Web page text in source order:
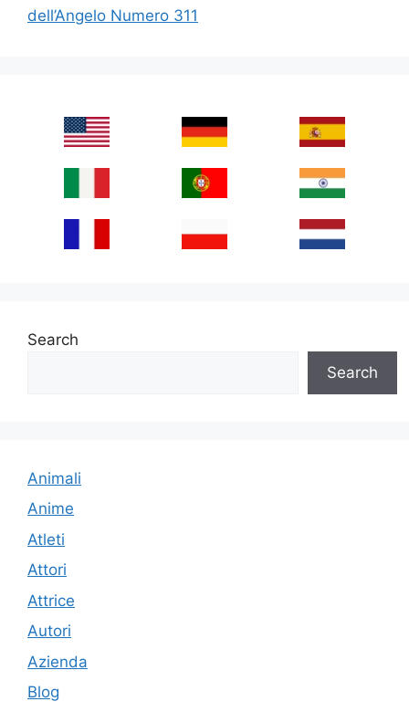
dell’Angelo Numero 311
Search
Search
Animali
Anime
Atleti
Attori
Attrice
Autori
Azienda
Blog